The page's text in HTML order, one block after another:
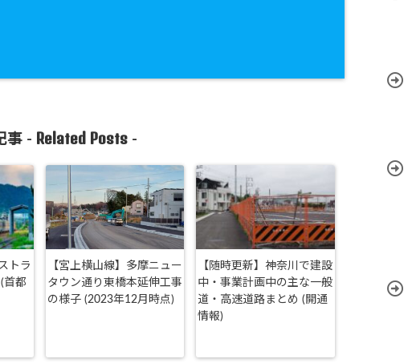
事 - Related Posts-
トラ
首都
【宮上横山線】多摩ニュー
タウン通り東橋本延伸工事
の様子 (2023年12月時点)
【随時更新】神奈川で建設
中・事業計画中の主な一般
道・高速道路まとめ (開通
情報)